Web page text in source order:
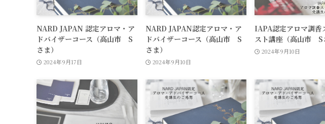
NARD JAPAN 認定アロマ・ア
ドバイザーコース（高山市 S
さま）
2024年9月17日
NARD JAPAN認定アロマ・ア
ドバイザーコース（高山市 S
さま）
2024年9月10日
IAPA認定アロマ調香
スト講座（高山市 S
2024年9月10日